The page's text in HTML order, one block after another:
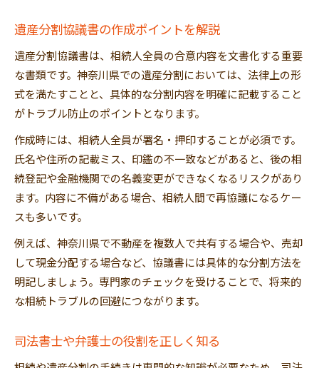
遺産分割協議書の作成ポイントを解説
遺産分割協議書は、相続人全員の合意内容を文書化する重要
な書類です。神奈川県での遺産分割においては、法律上の形
式を満たすことと、具体的な分割内容を明確に記載すること
がトラブル防止のポイントとなります。
作成時には、相続人全員が署名・押印することが必須です。
氏名や住所の記載ミス、印鑑の不一致などがあると、後の相
続登記や金融機関での名義変更ができなくなるリスクがあり
ます。内容に不備がある場合、相続人間で再協議になるケー
スも多いです。
例えば、神奈川県で不動産を複数人で共有する場合や、売却
して現金分配する場合など、協議書には具体的な分割方法を
明記しましょう。専門家のチェックを受けることで、将来的
な相続トラブルの回避につながります。
司法書士や弁護士の役割を正しく知る